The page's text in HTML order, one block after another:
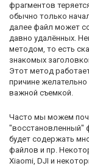
фрагментов
обычно только
далее файл может
давно удалённых.
методом, то есть
знакомых
Этот метод
причине
важной съемкой.
Часто мы можем
"восстановленный"
будет содержать
файлов и пр.
Xiaomi, DJI и